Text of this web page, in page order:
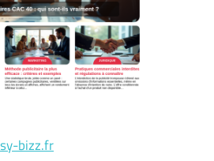
bizz.fr